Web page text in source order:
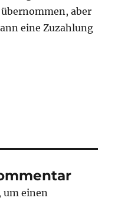
aber
eine Zuzahlung
um einen